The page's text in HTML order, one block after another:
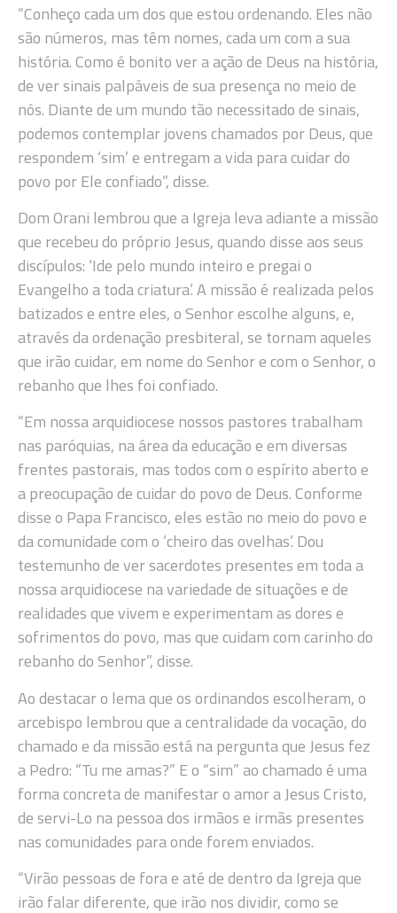
“Conheço cada um dos que estou ordenando. Eles não
são números, mas têm nomes, cada um com a sua
história. Como é bonito ver a ação de Deus na história,
de ver sinais palpáveis de sua presença no meio de
nós. Diante de um mundo tão necessitado de sinais,
podemos contemplar jovens chamados por Deus, que
respondem ‘sim’ e entregam a vida para cuidar do
povo por Ele confiado”, disse.
Dom Orani lembrou que a Igreja leva adiante a missão
que recebeu do próprio Jesus, quando disse aos seus
discípulos: ‘Ide pelo mundo inteiro e pregai o
Evangelho a toda criatura’. A missão é realizada pelos
batizados e entre eles, o Senhor escolhe alguns, e,
através da ordenação presbiteral, se tornam aqueles
que irão cuidar, em nome do Senhor e com o Senhor, o
rebanho que lhes foi confiado.
“Em nossa arquidiocese nossos pastores trabalham
nas paróquias, na área da educação e em diversas
frentes pastorais, mas todos com o espírito aberto e
a preocupação de cuidar do povo de Deus. Conforme
disse o Papa Francisco, eles estão no meio do povo e
da comunidade com o ‘cheiro das ovelhas’. Dou
testemunho de ver sacerdotes presentes em toda a
nossa arquidiocese na variedade de situações e de
realidades que vivem e experimentam as dores e
sofrimentos do povo, mas que cuidam com carinho do
rebanho do Senhor”, disse.
Ao destacar o lema que os ordinandos escolheram, o
arcebispo lembrou que a centralidade da vocação, do
chamado e da missão está na pergunta que Jesus fez
a Pedro: “Tu me amas?” E o “sim” ao chamado é uma
forma concreta de manifestar o amor a Jesus Cristo,
de servi-Lo na pessoa dos irmãos e irmãs presentes
nas comunidades para onde forem enviados.
“Virão pessoas de fora e até de dentro da Igreja que
irão falar diferente, que irão nos dividir, como se